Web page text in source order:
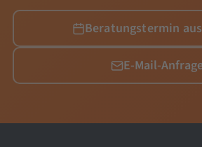
Beratungstermin
E-Mail-